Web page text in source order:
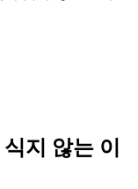
지 않는 이